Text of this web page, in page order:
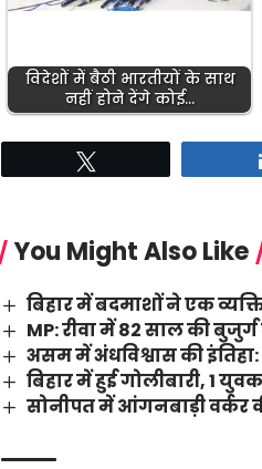
विदेशों में बैठी भारतीयों के साथ
नहीं होने देंगे कोई…
You Might Also Like
बिहार में बदमाशों ने एक
MP: रीवा में 82 साल की
असम में अंधविश्वास की
बिहार में हुई गोलीबारी, 1
सोनीपत में आंगनबाड़ी वर्कर